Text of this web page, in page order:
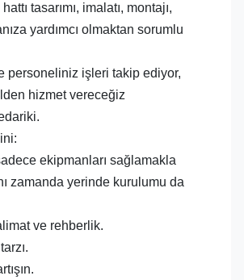
tasarımı, imalatı, montajı,
yardımcı olmaktan sorumlu
personeliniz işleri takip ediyor,
hizmet vereceğiz
ekipmanları sağlamakla
zamanda yerinde kurulumu da
ve rehberlik.